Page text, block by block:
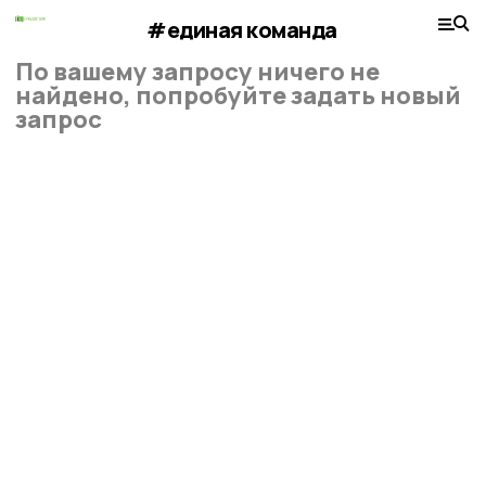
#единая команда
По вашему запросу ничего не
найдено, попробуйте задать новый
запрос